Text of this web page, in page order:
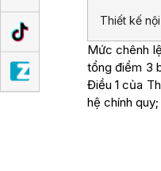
Thiết kế
Mức chênh
tổng điểm 3
Điều 1 của
hệ chính